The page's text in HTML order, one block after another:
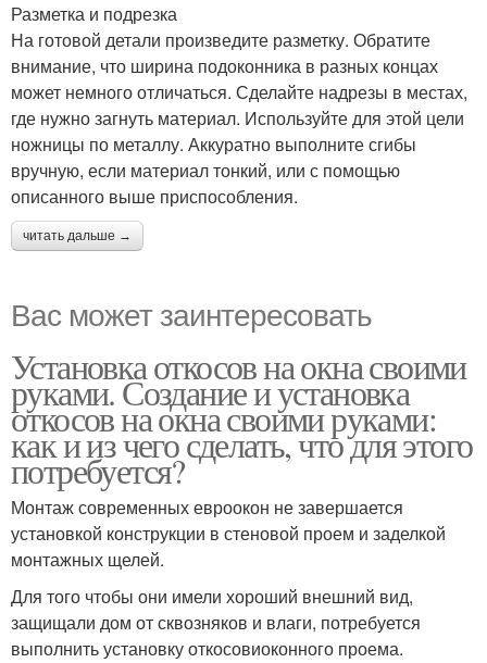
Разметка и подрезка
На готовой детали произведите разметку. Обратите
внимание, что ширина подоконника в разных концах
может немного отличаться. Сделайте надрезы в местах,
где нужно загнуть материал. Используйте для этой цели
ножницы по металлу. Аккуратно выполните сгибы
вручную, если материал тонкий, или с помощью
описанного выше приспособления.
читать дальше →
Вас может заинтересовать
Установка откосов на окна своими
руками. Создание и установка
откосов на окна своими руками:
как и из чего сделать, что для этого
потребуется?
Монтаж современных евроокон не завершается
установкой конструкции в стеновой проем и заделкой
монтажных щелей.
Для того чтобы они имели хороший внешний вид,
защищали дом от сквозняков и влаги, потребуется
выполнить установку откосовиоконного проема.